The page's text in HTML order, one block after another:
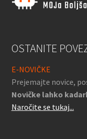
OSTANITE
E-NOVIČKE
Prejemajte novice,
Novičke lahko
Naročite se tukaj...